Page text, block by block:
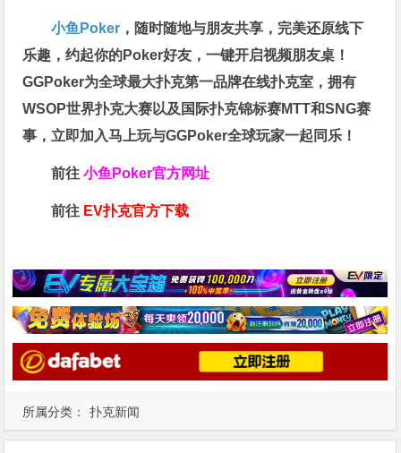
所属分类： 扑克新闻
小鱼Poker ，随时随地与朋友共享，完美还原线下
乐趣，约起你的Poker好友，一键开启视频朋友桌！
GGPoker为全球最大扑克第一品牌在线扑克室，拥有
WSOP世界扑克大赛以及国际扑克锦标赛MTT和SNG赛
事，立即加入马上玩与GGPoker全球玩家一起同乐！
前往小鱼Poker官方网址
前往 EV扑克官方下载